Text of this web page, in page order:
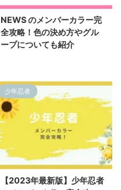
NEWS のメンバーカラー完
全攻略！色の決め方やグル
ープについても紹介
少年忍者
2024/11/19
【2023年最新版】少年忍者